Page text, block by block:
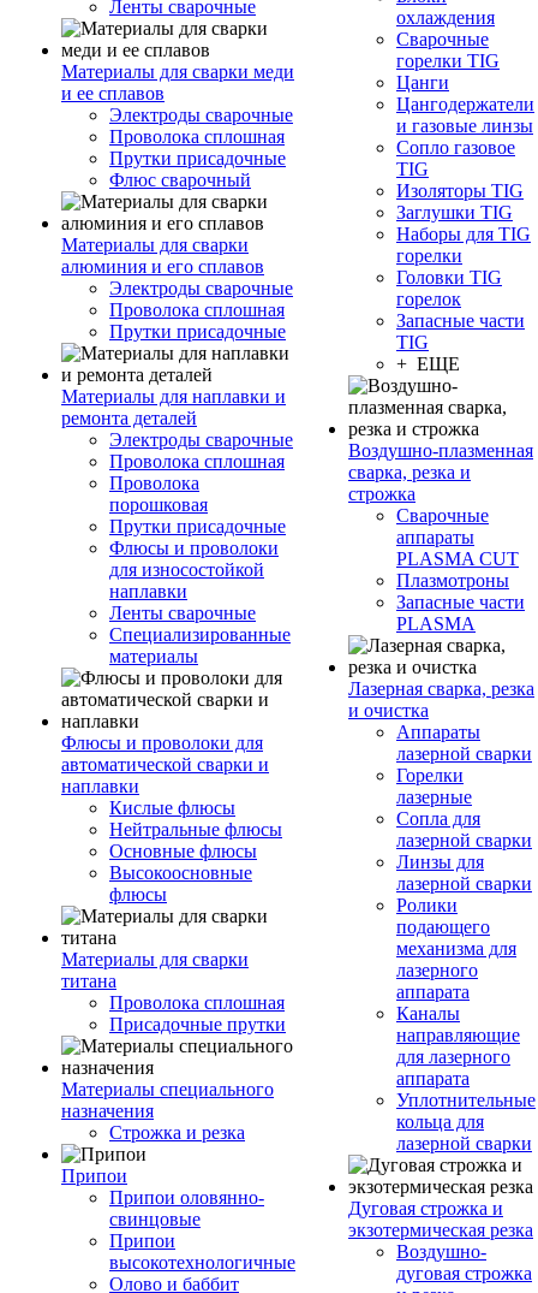
Ленты сварочные
Материалы для сварки меди
и ее сплавов
Электроды сварочные
Проволока сплошная
Прутки присадочные
Флюс сварочный
Материалы для сварки
алюминия и его сплавов
Электроды сварочные
Проволока сплошная
Прутки присадочные
Материалы для наплавки и
ремонта деталей
Электроды сварочные
Проволока сплошная
Проволока
порошковая
Прутки присадочные
Флюсы и проволоки
для износостойкой
наплавки
Ленты сварочные
Специализированные
материалы
Флюсы и проволоки для
автоматической сварки и
наплавки
Кислые флюсы
Нейтральные флюсы
Основные флюсы
Высокоосновные
флюсы
Материалы для сварки
титана
Проволока сплошная
Присадочные прутки
Материалы специального
назначения
Строжка и резка
Припои
Припои оловянно-
свинцовые
Припои
высокотехнологичные
Олово и баббит
охлаждения
Сварочные
горелки TIG
Цанги
Цангодержатели
и газовые линзы
Сопло газовое
TIG
Изоляторы TIG
Заглушки TIG
Наборы для TIG
горелки
Головки TIG
горелок
Запасные части
TIG
+ ЕЩЕ
Воздушно-плазменная
сварка, резка и
строжка
Сварочные
аппараты
PLASMA CUT
Плазмотроны
Запасные части
PLASMA
Лазерная сварка, резка
и очистка
Аппараты
лазерной сварки
Горелки
лазерные
Сопла для
лазерной сварки
Линзы для
лазерной сварки
Ролики
подающего
механизма для
лазерного
аппарата
Каналы
направляющие
для лазерного
аппарата
Уплотнительные
кольца для
лазерной сварки
Дуговая строжка и
экзотермическая резка
Воздушно-
дуговая строжка